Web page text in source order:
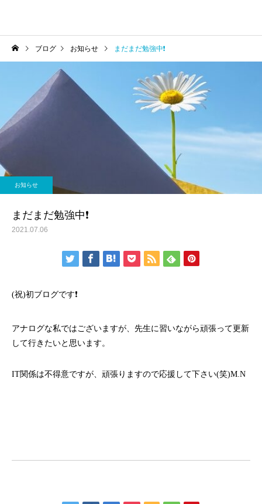
ブログ お知らせ まだまだ勉強中❗
お知らせ
まだまだ勉強中❗
2021.07.06
(祝)初ブログです❗
アナログな私ではございますが、先生に習いながら頑張って更新
して行きたいと思います。
IT関係は不得意ですが、頑張りますので応援して下さい(笑)M.N